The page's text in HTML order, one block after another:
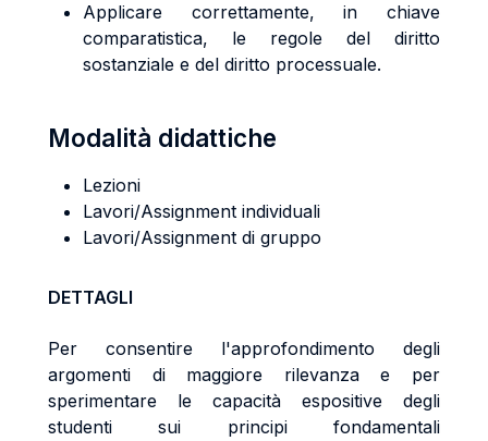
Applicare correttamente, in chiave
comparatistica, le regole del diritto
sostanziale e del diritto processuale.
Modalità didattiche
Lezioni
Lavori/Assignment individuali
Lavori/Assignment di gruppo
DETTAGLI
Per consentire l'approfondimento degli
argomenti di maggiore rilevanza e per
sperimentare le capacità espositive degli
studenti sui principi fondamentali